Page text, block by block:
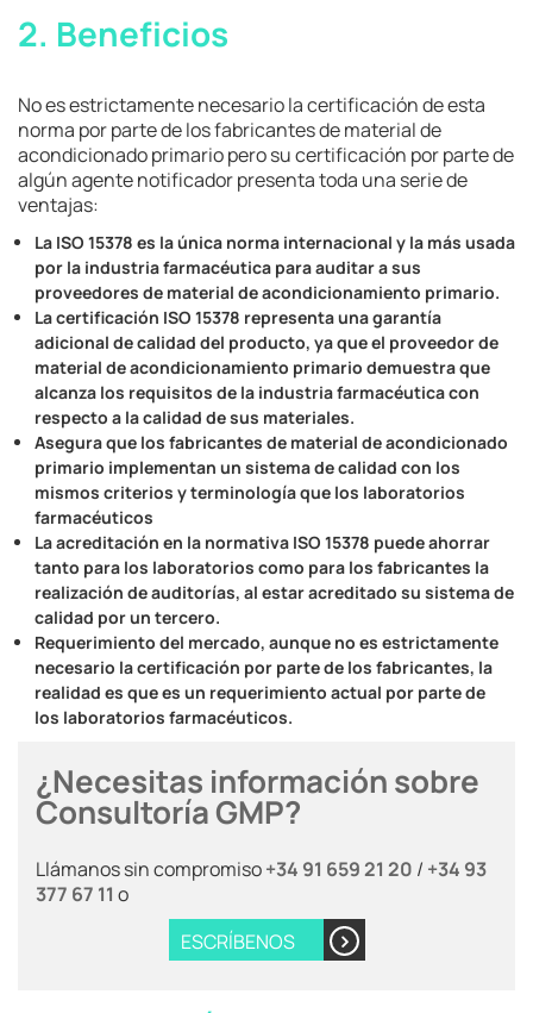
2. Beneficios
No es estrictamente necesario la certificación de esta
norma por parte de los fabricantes de material de
acondicionado primario pero su certificación por parte de
algún agente notificador presenta toda una serie de
ventajas:
La ISO 15378 es la única norma internacional y la más usada
por la industria farmacéutica para auditar a sus
proveedores de material de acondicionamiento primario.
La certificación ISO 15378 representa una garantía
adicional de calidad del producto, ya que el proveedor de
material de acondicionamiento primario demuestra que
alcanza los requisitos de la industria farmacéutica con
respecto a la calidad de sus materiales.
Asegura que los fabricantes de material de acondicionado
primario implementan un sistema de calidad con los
mismos criterios y terminología que los laboratorios
farmacéuticos
La acreditación en la normativa ISO 15378 puede ahorrar
tanto para los laboratorios como para los fabricantes la
realización de auditorías, al estar acreditado su sistema de
calidad por un tercero.
Requerimiento del mercado, aunque no es estrictamente
necesario la certificación por parte de los fabricantes, la
realidad es que es un requerimiento actual por parte de
los laboratorios farmacéuticos.
¿Necesitas información sobre
Consultoría GMP?
Llámanos sin compromiso+34 91 659 21 20 / +34 93
377 67 11 o
ESCRÍBENOS